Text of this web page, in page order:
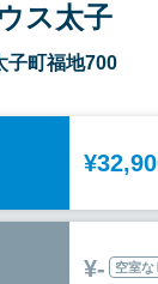
ス太子
子町福地700
¥- 空室な